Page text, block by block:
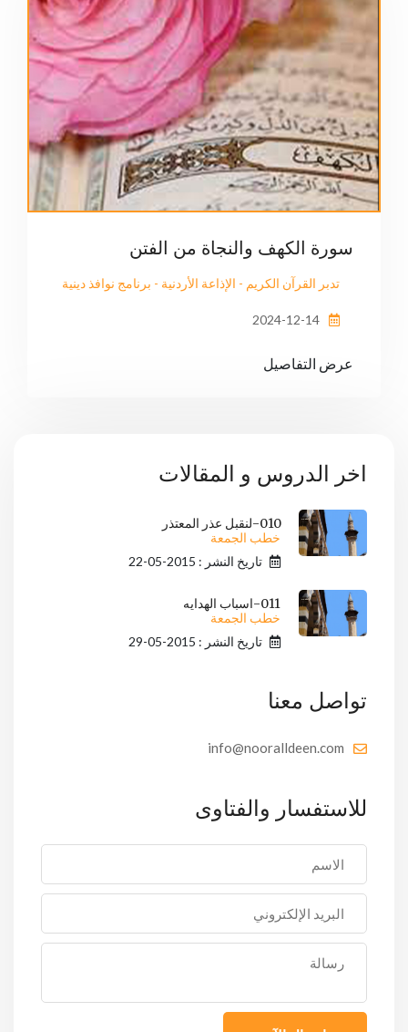
سورة الكهف والنجاة من الفتن
تدبر القرآن الكريم - الإذاعة الأردنية - برنامج نوافذ دينية
عرض التفاصيل
اخر الدروس و المقالات
010-لنقبل عذر المعتذر
خطب الجمعة
تاريخ النشر : 2015-05-22
011-اسباب الهدايه
خطب الجمعة
تاريخ النشر : 2015-05-29
تواصل معنا
info@nooralldeen.com
للاستفسار والفتاوى